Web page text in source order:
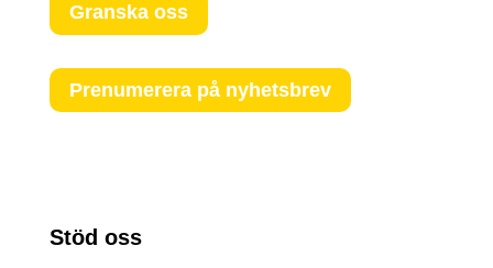
Granska oss
Prenumerera på nyhetsbrev
Stöd oss